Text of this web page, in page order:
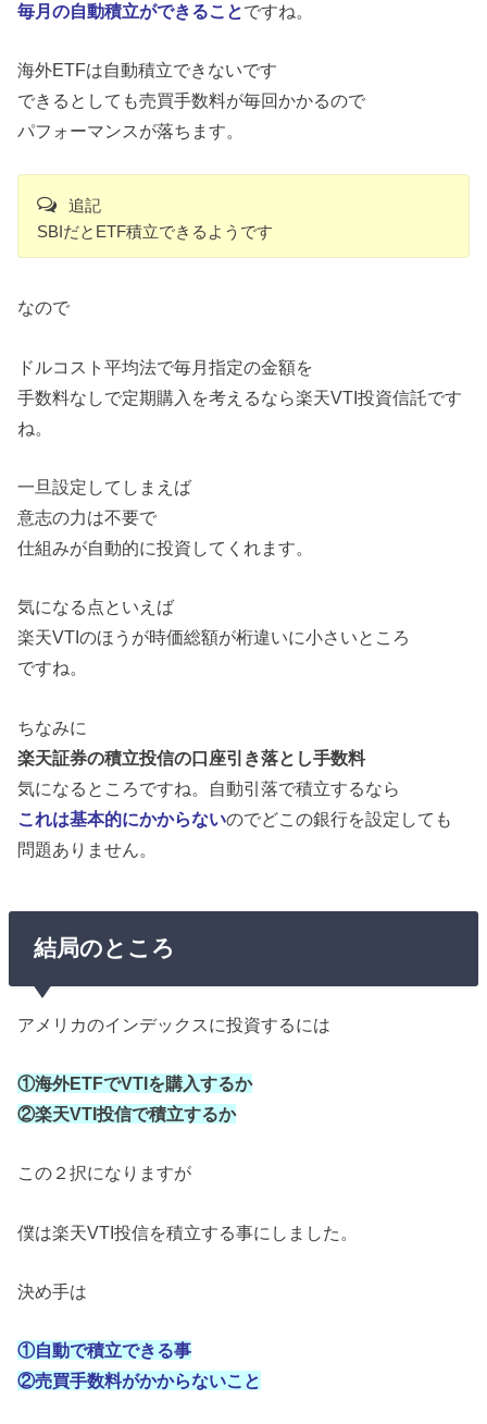
毎月の自動積立ができることですね。
海外ETFは自動積立できないです
できるとしても売買手数料が毎回かかるので
パフォーマンスが落ちます。
追記
SBIだとETF積立できるようです
なので
ドルコスト平均法で毎月指定の金額を
手数料なしで定期購入を考えるなら楽天VTI投資信託です
ね。
一旦設定してしまえば
意志の力は不要で
仕組みが自動的に投資してくれます。
気になる点といえば
楽天VTIのほうが時価総額が桁違いに小さいところ
ですね。
ちなみに
楽天証券の積立投信の口座引き落とし手数料
気になるところですね。自動引落で積立するなら
これは基本的にかからないのでどこの銀行を設定しても
問題ありません。
結局のところ
アメリカのインデックスに投資するには
①海外ETFでVTIを購入するか
②楽天VTI投信で積立するか
この２択になりますが
僕は楽天VTI投信を積立する事にしました。
決め手は
①自動で積立できる事
②売買手数料がかからないこと